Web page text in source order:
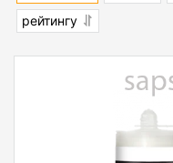
рейтингу